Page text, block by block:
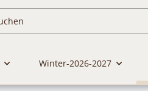
Winter-2026-2027